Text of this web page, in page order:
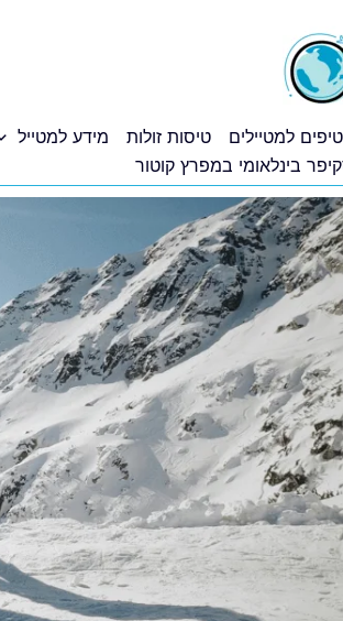
למטיילים טיסות זולות מידע למטייל
בינלאומי במפרץ קוטור